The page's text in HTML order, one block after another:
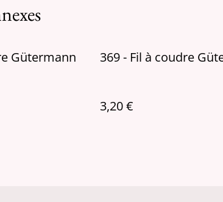
Gütermann 369 - Fil à coudre
3,20 €